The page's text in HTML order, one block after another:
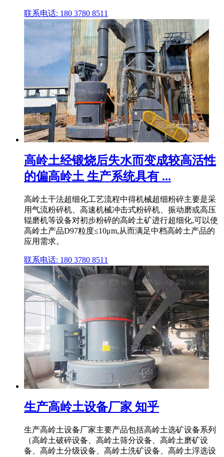
联系电话: 180 3780 8511
高岭土经锻烧后失水而变成较高活性
的偏高岭土 生产系统具有 ...
高岭土干法超细化工艺流程中得机械超细粉碎主要是采
用气流粉碎机、高速机械冲击式粉碎机、振动磨或高压
辊磨机等设备对初步粉碎的高岭土矿进行超细化,可以使
高岭土产品D97粒度≤10μm,从而满足中档高岭土产品的
应用需求。
联系电话: 180 3780 8511
生产高岭土设备厂家 知乎
生产高岭土设备厂家主要产品包括高岭土选矿设备系列
（高岭土破碎设备、高岭土筛分设备、高岭土磨矿设
备、高岭土分级设备、高岭土洗矿设备、高岭土浮选设